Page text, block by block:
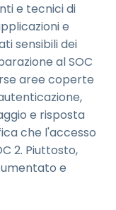
e tecnici di
e
sensibili dei
al SOC
aree coperte
e risposta
che l'accesso
2. Piuttosto,
e